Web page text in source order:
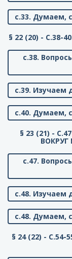
с.33. Думаем,
§ 22 (20) -
с.38.
с.39. Изучаем
с.40. Думаем,
§ 23 (21) -
с.47.
с.48. Изучаем
с.48. Думаем,
§ 24 (22) -